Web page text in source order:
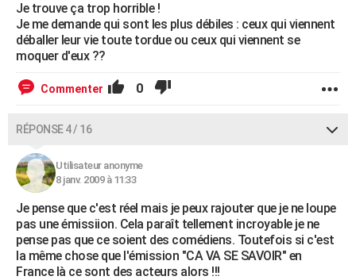
Je trouve ça trop horrible !
Je me demande qui sont les plus débiles : ceux qui viennent
déballer leur vie toute tordue ou ceux qui viennent se
moquer d'eux ??
Commenter 0
RÉPONSE 4 / 16
Utilisateur anonyme
8 janv. 2009 à 11:33
Je pense que c'est réel mais je peux rajouter que je ne loupe
pas une émissiion. Cela paraît tellement incroyable je ne
pense pas que ce soient des comédiens. Toutefois si c'est
la même chose que l'émission "CA VA SE SAVOIR" en
France là ce sont des acteurs alors !!!